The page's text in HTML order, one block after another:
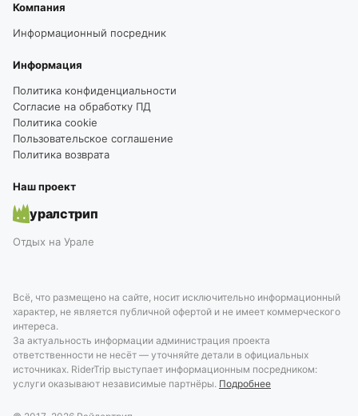
Компания
Информационный посредник
Информация
Политика конфиденциальности
Согласие на обработку ПД
Политика cookie
Пользовательское соглашение
Политика возврата
Наш проект
уралстрип
Отдых на Урале
Всё, что размещено на сайте, носит исключительно информационный
характер, не является публичной офертой и не имеет коммерческого
интереса.
За актуальность информации администрация проекта
ответственности не несёт — уточняйте детали в официальных
источниках. RiderTrip выступает информационным посредником:
услуги оказывают независимые партнёры. Подробнее